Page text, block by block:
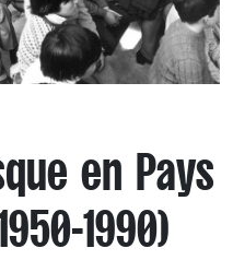
en Pays
1990)